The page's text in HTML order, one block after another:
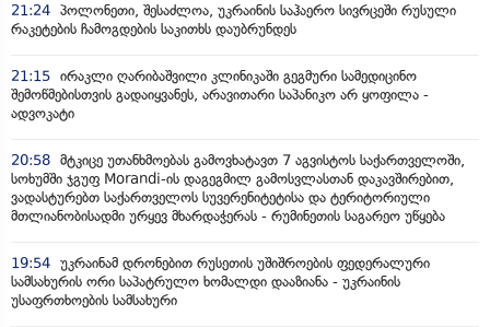
21:24 პოლონეთი, შესაძლოა, უკრაინის საჰაერო სივრცეში რუსული
რაკეტების ჩამოგდების საკითხს დაუბრუნდეს
21:15 ირაკლი ღარიბაშვილი კლინიკაში გეგმური სამედიცინო
შემოწმებისთვის გადაიყვანეს, არავითარი საპანიკო არ ყოფილა -
ადვოკატი
20:58 მტკიცე უთანხმოებას გამოვხატავთ 7 აგვისტოს საქართველოში,
სოხუმში ჯგუფ Morandi-ის დაგეგმილ გამოსვლასთან დაკავშირებით,
ვადასტურებთ საქართველოს სუვერენიტეტისა და ტერიტორიული
მთლიანობისადმი ურყევ მხარდაჭერას - რუმინეთის საგარეო უწყება
19:54 უკრაინამ დრონებით რუსეთის უშიშროების ფედერალური
სამსახურის ორი საპატრულო ხომალდი დააზიანა - უკრაინის
უსაფრთხოების სამსახური